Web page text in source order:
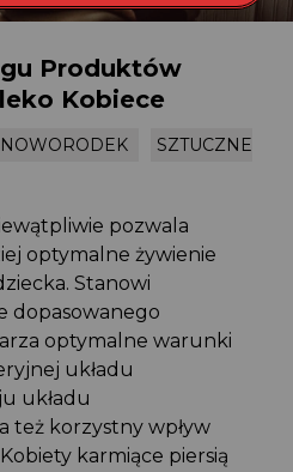
Niezbędnik
Search
Search Button
Produktów
Kobiece
NOWORODEK
SZTUCZNE
pozwala
optymalne żywienie
Stanowi
dopasowanego
optymalne warunki
układu
układu
też korzystny wpływ
karmiące piersią